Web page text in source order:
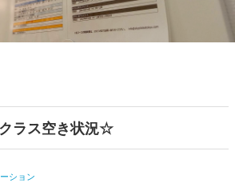
ラス空き状況☆
ション